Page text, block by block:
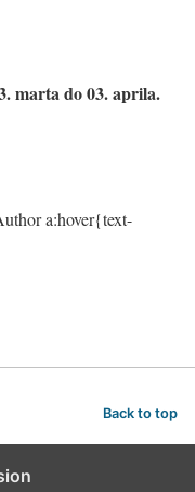
marta do 03. aprila.
a:hover{text-
Back to top